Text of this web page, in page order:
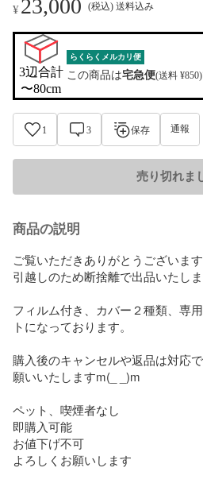
¥23,000 (税込) 送料込み
3辺合計
〜80cm
らくらくメルカリ便
この商品は宅急便(送料 ¥850)
1 3 保存 通報
売り切れま
商品の説明
ご覧いただきありがとうございます
引越しのため断捨離で出品いたしま
フィルム付き、カバー２種類、専
トになっております。
購入後のキャンセルや返品は対応
願いいたしますm(_ _)m
ペット、喫煙者なし
即購入可能
お値下げ不可
よろしくお願いします